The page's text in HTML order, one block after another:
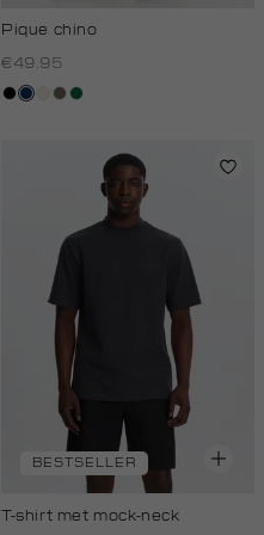
Pique chino
€49.95
zwartdonkerblauw
kit,middenbruin
donkergroen
BESTSELLER
T-shirt met mock-neck